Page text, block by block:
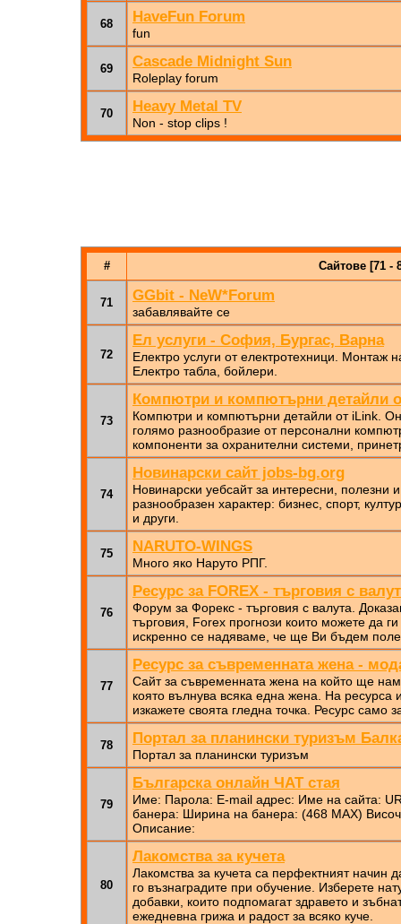
68 HaveFun Forum
fun
69 Cascade Midnight Sun
Roleplay forum
70 Heavy Metal TV
Non - stop clips !
# Сайтове [71 -
71 GGbit - NeW*Forum
забавлявайте се
72
Ел услуги - София, Бургас, Варна
Електро услуги от електротехници. Монтаж
Електро табла, бойлери.
73
Компютри и компютърни детайли
Компютри и компютърни детайли от iLink.
голямо разнообразие от персонални
компоненти за охранителни системи,
74
Новинарски сайт jobs-bg.org
Новинарски уебсайт за интересни, полезни
разнообразен характер: бизнес, спорт,
и други.
75 NARUTO-WINGS
Много яко Наруто РПГ.
76
Ресурс за FOREX - търговия с
Форум за Форекс - търговия с валута.
търговия, Forex прогнози които можете да
искренно се надяваме, че ще Ви бъдем
77
Ресурс за съвременната жена -
Сайт за съвременната жена на който ще
която вълнува всяка една жена. На
изкажете своята гледна точка. Ресурс само
78 Портал за планински туризъм
Портал за планински туризъм
79
Българска онлайн ЧАТ стая
Име: Парола: E-mail адрес: Име на сайта:
банера: Ширина на банера: (468 MAX)
Описание:
80
Лакомства за кучета
Лакомства за кучета са перфектният начин
го възнаградите при обучение. Изберете
добавки, които подпомагат здравето и
ежедневна грижа и радост за всяко куче.